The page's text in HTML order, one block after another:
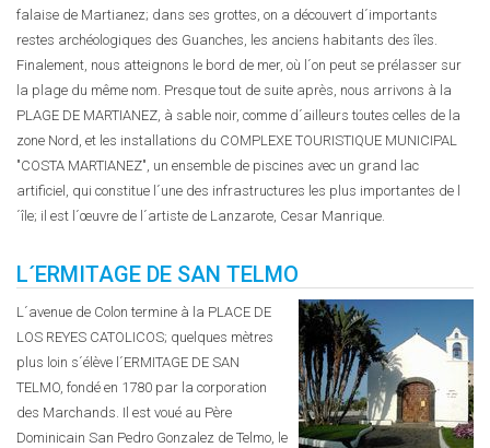
falaise de Martianez; dans ses grottes, on a découvert d´importants
restes archéologiques des Guanches, les anciens habitants des îles.
Finalement, nous atteignons le bord de mer, où l´on peut se prélasser sur
la plage du même nom. Presque tout de suite après, nous arrivons à la
PLAGE DE MARTIANEZ, à sable noir, comme d´ailleurs toutes celles de la
zone Nord, et les installations du COMPLEXE TOURISTIQUE MUNICIPAL
"COSTA MARTIANEZ", un ensemble de piscines avec un grand lac
artificiel, qui constitue l´une des infrastructures les plus importantes de l
´île; il est l´œuvre de l´artiste de Lanzarote, Cesar Manrique.
L´ERMITAGE DE SAN TELMO
L´avenue de Colon termine à la PLACE DE
LOS REYES CATOLICOS; quelques mètres
plus loin s´élève l´ERMITAGE DE SAN
TELMO, fondé en 1780 par la corporation
des Marchands. Il est voué au Père
Dominicain San Pedro Gonzalez de Telmo, le